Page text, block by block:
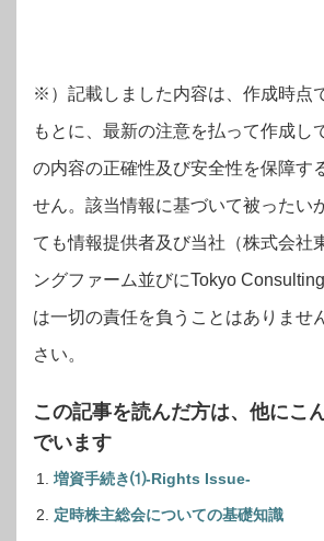
※）記載しました内容は、作成時点
もとに、最新の注意を払って作成し
の内容の正確性及び安全性を保障す
せん。該当情報に基づいて被ったい
ても情報提供者及び当社（株式会社
ングファーム並びにTokyo Consulting
は一切の責任を負うことはありませ
さい。
この記事を読んだ方は、他にこ
でいます
増資手続き⑴-Rights Issue-
定時株主総会についての基礎知識